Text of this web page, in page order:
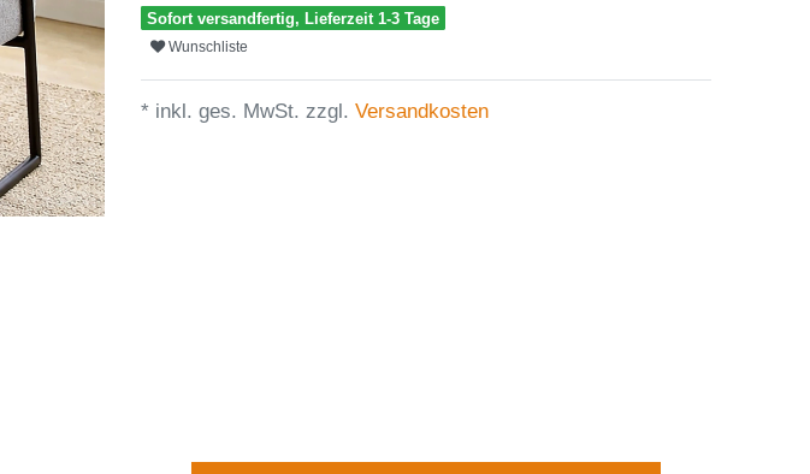
Sofort versandfertig, Lieferzeit 1-3 Tage
Wunschliste
* inkl. ges. MwSt. zzgl. Versandkosten